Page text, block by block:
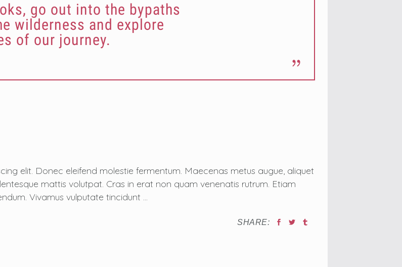
go out into the bypaths
wilderness and explore
of our journey.
elit. Donec eleifend molestie fermentum. Maecenas metus augue, aliquet
mattis volutpat. Cras in erat non quam venenatis rutrum. Etiam
Vivamus vulputate tincidunt
SHARE: